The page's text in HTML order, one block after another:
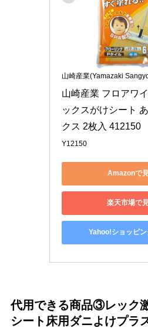
山崎産業(Yamazaki
山崎産業 フロアワ
ックスがけシート
クス 2枚入 412150
Y12150
Amazonで
楽天市場で
Yahoo!ショッピ
代用できる商品③レック
シート床用ダニよけプラ